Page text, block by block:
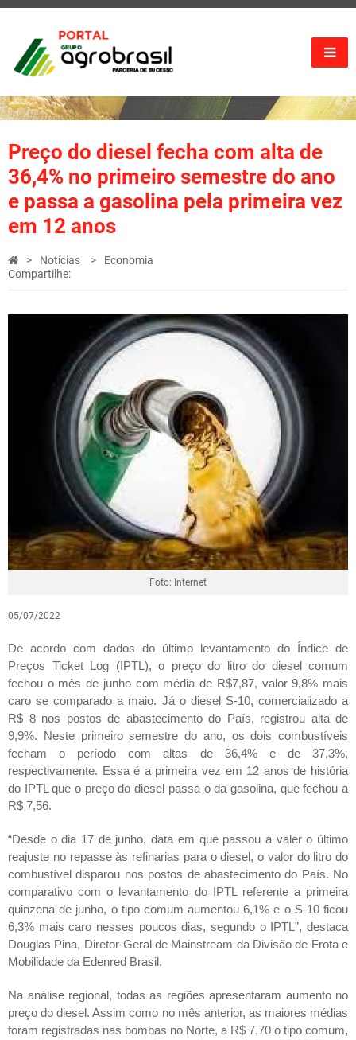
Preço do diesel fecha com alta de
36,4% no primeiro semestre do ano
e passa a gasolina pela primeira vez
em 12 anos
Notícias
Economia
Compartilhe:
Foto: Internet
05/07/2022
De acordo com dados do último levantamento do Índice de
Preços Ticket Log (IPTL), o preço do litro do diesel comum
fechou o mês de junho com média de R$7,87, valor 9,8% mais
caro se comparado a maio. Já o diesel S-10, comercializado a
R$ 8 nos postos de abastecimento do País, registrou alta de
9,9%. Neste primeiro semestre do ano, os dois combustíveis
fecham o período com altas de 36,4% e de 37,3%,
respectivamente. Essa é a primeira vez em 12 anos de história
do IPTL que o preço do diesel passa o da gasolina, que fechou a
R$ 7,56.
“Desde o dia 17 de junho, data em que passou a valer o último
reajuste no repasse às refinarias para o diesel, o valor do litro do
combustível disparou nos postos de abastecimento do País. No
comparativo com o levantamento do IPTL referente a primeira
quinzena de junho, o tipo comum aumentou 6,1% e o S-10 ficou
6,3% mais caro nesses poucos dias, segundo o IPTL”, destaca
Douglas Pina, Diretor-Geral de Mainstream da Divisão de Frota e
Mobilidade da Edenred Brasil.
Na análise regional, todas as regiões apresentaram aumento no
preço do diesel. Assim como no mês anterior, as maiores médias
foram registradas nas bombas no Norte, a R$ 7,70 o tipo comum,